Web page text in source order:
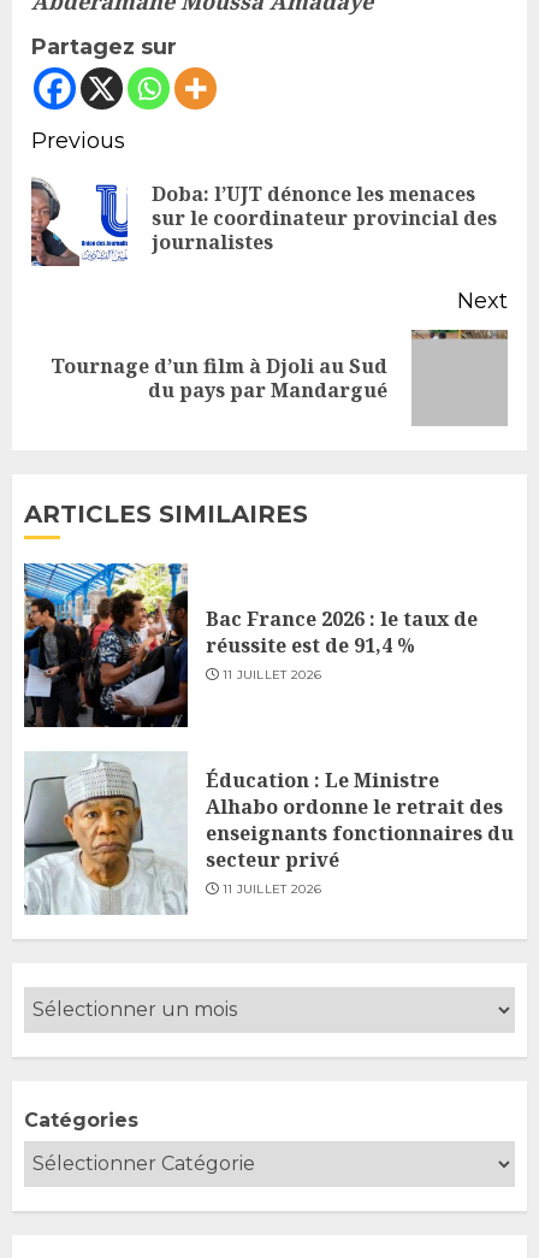
Partagez sur
Continue
Reading
Previous
Doba: l’UJT dénonce les menaces
sur le coordinateur provincial des
journalistes
Next
Next
Tournage d’un film à Djoli au Sud
du pays par Mandargué
ARTICLES SIMILAIRES
Bac France 2026 : le taux de
réussite est de 91,4 %
11 JUILLET 2026
Éducation : Le Ministre
Alhabo ordonne le retrait des
enseignants fonctionnaires du
secteur privé
11 JUILLET 2026
Catégories